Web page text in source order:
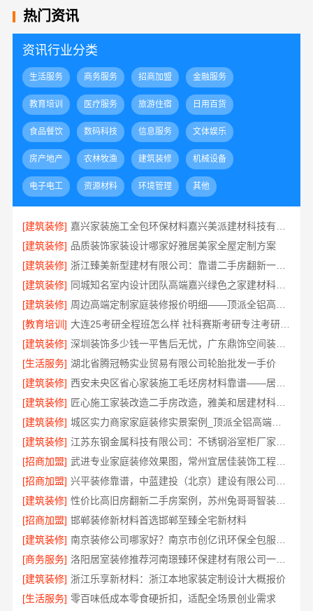
热门资讯
资讯行业分类
生活服务 商务服务 招商加盟 金融服务
教育培训 医疗服务 旅游住宿 日用百货
食品餐饮 数码科技 信息服务 文体娱乐
房产地产 农林牧渔 建筑装修 机械设备
电子电工 资源材料 环境管理 其他
[建筑装修]
[建筑装修] 品质装饰家装设计哪家好雅居美家全屋定制方案
[建筑装修]
浙江臻美新型建材有限公司：靠谱二手房翻新一站式急装
[建筑装修]
同城知名室内设计团队高端嘉兴绿色之家建材科技有限公司
[建筑装修]
[教育培训]
大连25考研全程班怎么样 社科赛斯考研专注考研教育
[建筑装修]
深圳装饰多少钱一平售后无忧，广东鼎饰空间装饰工程有限公司本地服务
[生活服务] 湖北省腾冠畅实业贸易有限公司轮胎批发一手价
[建筑装修]
[建筑装修]
匠心施工家装改造二手房改造，雅美和居建材科技焕新您的家
[建筑装修]
城区实力商家家庭装修实景案例_顶派全铝高端定制
[建筑装修]
[招商加盟]
武进专业家庭装修效果图，常州宜居佳装饰工程有限公司匠心呈现
[招商加盟]
[建筑装修]
性价比高旧房翻新二手房案例，苏州兔哥哥智装新材料有限公司
[招商加盟] 邯郸装修新材料首选邯郸至臻全宅新材料
[建筑装修]
[商务服务]
洛阳居室装修推荐河南璟臻环保建材有限公司一站式服务
[建筑装修] 浙江乐享新材料：浙江本地家装定制设计大概报价
[生活服务] 零百味低成本零食硬折扣，适配全场景创业需求